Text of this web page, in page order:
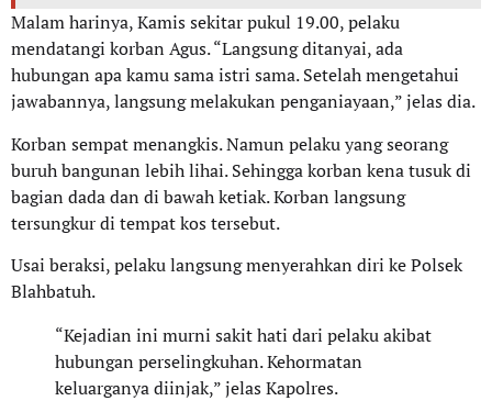
Malam harinya, Kamis sekitar pukul 19.00, pelaku
mendatangi korban Agus. “Langsung ditanyai, ada
hubungan apa kamu sama istri sama. Setelah mengetahui
jawabannya, langsung melakukan penganiayaan,” jelas dia.
Korban sempat menangkis. Namun pelaku yang seorang
buruh bangunan lebih lihai. Sehingga korban kena tusuk di
bagian dada dan di bawah ketiak. Korban langsung
tersungkur di tempat kos tersebut.
Usai beraksi, pelaku langsung menyerahkan diri ke Polsek
Blahbatuh.
“Kejadian ini murni sakit hati dari pelaku akibat
hubungan perselingkuhan. Kehormatan
keluarganya diinjak,” jelas Kapolres.